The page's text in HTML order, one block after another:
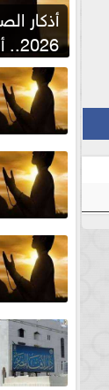
والحمد
الملك لله
الملك لله
الملك لله